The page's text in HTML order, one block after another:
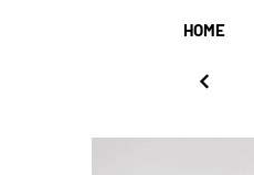
HOME